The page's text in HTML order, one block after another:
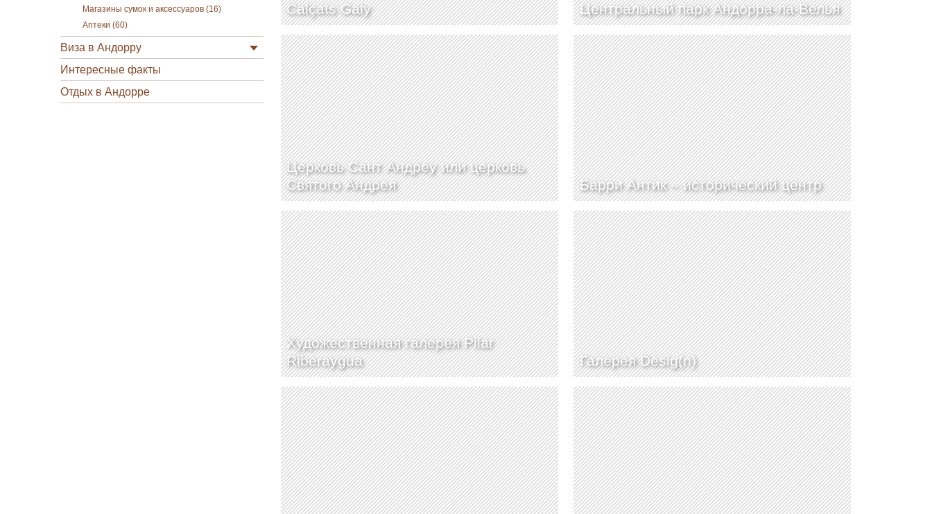
Магазины сумок и аксессуаров (16)
Аптеки (60)
Виза в Андорру
Интересные факты
Отдых в Андорре
Calçats Galy Центральный парк Андорра-ла-Велья
Церковь Сант Андреу или церковь
Святого Андрея
Барри Антик – исторический центр
Художественная галерея Pilar
Riberaygua
Галерея Desig(n)